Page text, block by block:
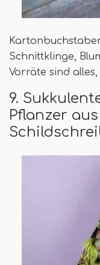
Schnittklinge,
Vorräte sind
9.
Pflanzer